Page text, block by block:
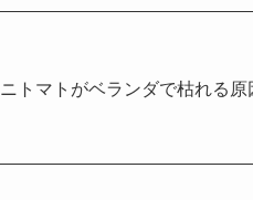
トマトがベランダで枯れる